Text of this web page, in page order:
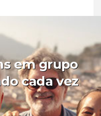
em grupo
cada vez